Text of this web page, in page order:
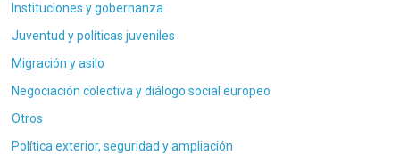
Instituciones y gobernanza
Juventud y políticas juveniles
Migración y asilo
Negociación colectiva y diálogo social europeo
Otros
Política exterior, seguridad y ampliación